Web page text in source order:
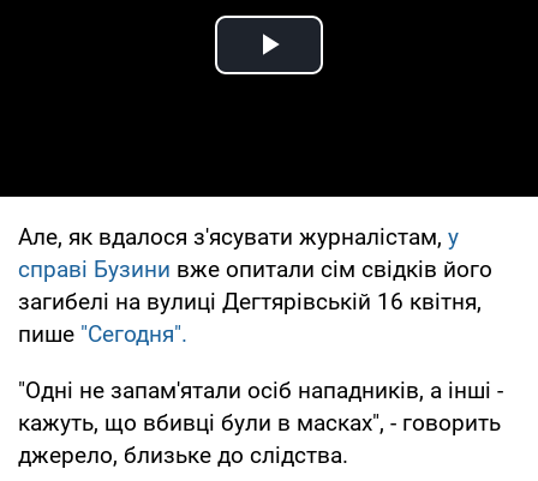
Play Video
Але, як вдалося з'ясувати журналістам, у
справі Бузини вже опитали сім свідків його
загибелі на вулиці Дегтярівській 16 квітня,
пише "Сегодня".
"Одні не запам'ятали осіб нападників, а інші -
кажуть, що вбивці були в масках", - говорить
джерело, близьке до слідства.